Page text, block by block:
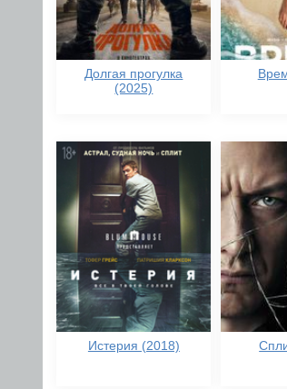
Долгая прогулка
(2025)
Истерия (2018)